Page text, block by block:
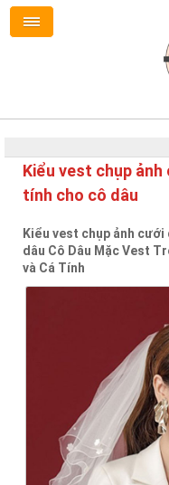
Kiểu vest chụp ảnh
tính cho cô dâu
Kiểu vest chụp ảnh
dâu Cô Dâu Mặc Vest
và Cá Tính